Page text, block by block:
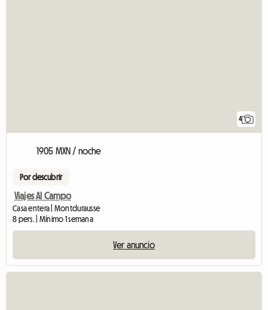
4
1905 MXN / noche
Por descubrir
Viajes Al Campo
Casa entera | Montdurausse
8 pers. | Mínimo 1 semana
Ver anuncio